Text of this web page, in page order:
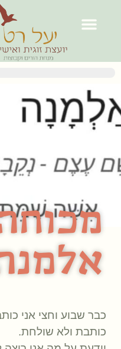
כבר שבוע וחצי אני
כותבת ולא שולחת.